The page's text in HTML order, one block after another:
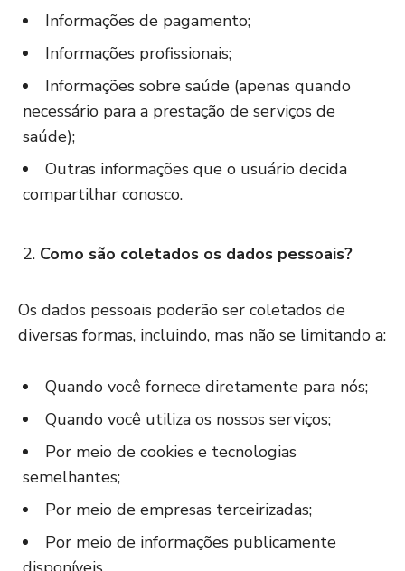
Informações de pagamento;
Informações profissionais;
Informações sobre saúde (apenas quando
necessário para a prestação de serviços de
saúde);
Outras informações que o usuário decida
compartilhar conosco.
Como são coletados os dados pessoais?
Os dados pessoais poderão ser coletados de
diversas formas, incluindo, mas não se limitando a:
Quando você fornece diretamente para nós;
Quando você utiliza os nossos serviços;
Por meio de cookies e tecnologias
semelhantes;
Por meio de empresas terceirizadas;
Por meio de informações publicamente